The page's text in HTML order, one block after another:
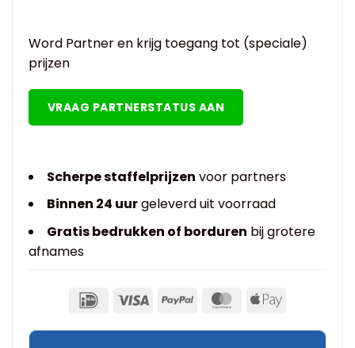
Word Partner en krijg toegang tot (speciale)
prijzen
VRAAG PARTNERSTATUS AAN
Scherpe staffelprijzen voor partners
Binnen 24 uurgeleverd uit voorraad
Gratis bedrukken of borduren bij grotere
afnames